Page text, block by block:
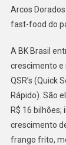
Arcos
fast-food do
A BK Brasil
crescimento e
QSR’s (Quick
Rápido). São
R$ 16
crescimento
frango frito,